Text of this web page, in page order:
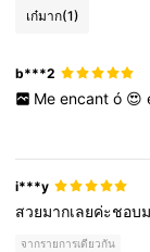
เก๋มาก(1)
b***2
Me encant ó 😍
i***y
สวยมากเลยค่ะชอบ
จากรายการเดียวกัน